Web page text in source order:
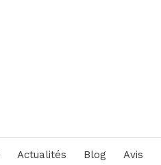
Actualités Blog Avis